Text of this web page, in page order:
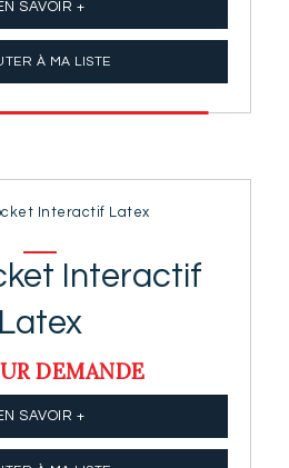
SAVOIR +
À MA LISTE
Interactif
Latex
DEMANDE
SAVOIR +